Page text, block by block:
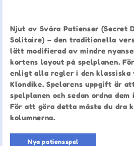
Njut av Svåra Patienser (Secret
Solitaire) – den traditionella
lätt modifierad av mindre
kortens layout på spelplanen.
enligt alla regler i den klassiska
Klondike. Spelarens uppgift är
spelplanen och sedan ordna
För att göra detta måste du dra
kolumnerna.
Nya patiensspel